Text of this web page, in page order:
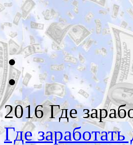
2016 Где
Где заработать